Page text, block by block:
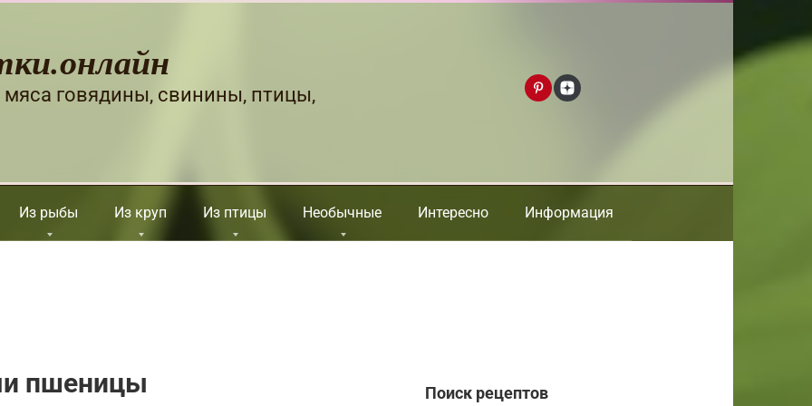
мяса говядины, свинины, птицы,
Из рыбы Из круп Из птицы Необычные Интересно Информация
пшеницы Поиск рецептов